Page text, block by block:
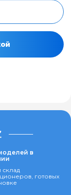
в
готовых